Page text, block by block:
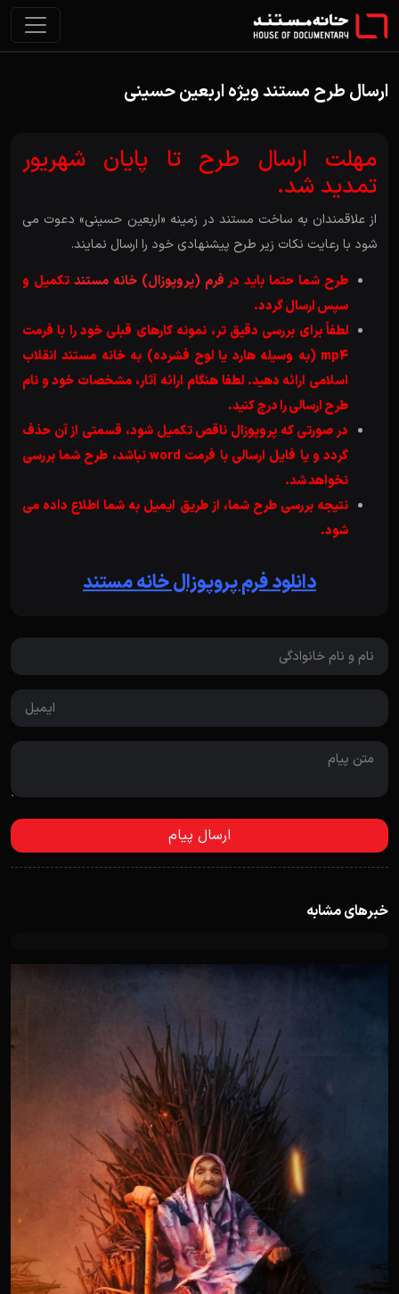
ارسال طرح مستند ویژه اربعین حسینی
مهلت ارسال طرح تا پایان شهریور
تمدید شد.
از علاقمندان به ساخت مستند در زمینه «اربعین حسینی» دعوت می
شود با رعایت نکات زیر طرح پیشنهادی خود را ارسال نمایند.
طرح شما حتما باید در فرم (پروپوزال) خانه مستند تکمیل و
سپس ارسال گردد.
لطفاً برای بررسی دقیق تر، نمونه کارهای قبلی خود را با فرمت
mp4 (به وسیله هارد یا لوح فشرده) به خانه مستند انقلاب
اسلامی ارائه دهید. لطفا هنگام ارائه آثار، مشخصات خود و نام
طرح ارسالی را درج کنید.
در صورتی که پروپوزال ناقص تکمیل شود، قسمتی از آن حذف
گردد و یا فایل ارسالی با فرمت word نباشد، طرح شما بررسی
نخواهد شد.
نتیجه بررسی طرح شما، از طریق ایمیل به شما اطلاع داده می
شود.
دانلود فرم پروپوزال خانه مستند
خبرهای مشابه